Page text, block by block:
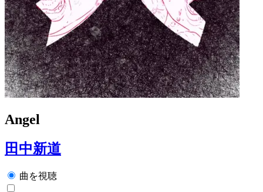
Angel
田中新道
曲を視聴